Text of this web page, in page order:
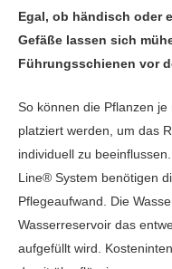
Egal, ob händisch oder
Gefäße lassen sich
Führungsschienen vor
So können die Pflanzen
platziert werden, um das
individuell zu
Line® System benötigen
Pflegeaufwand. Die
Wasserreservoir das
aufgefüllt wird.